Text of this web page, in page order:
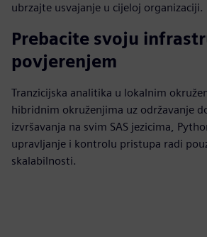
ubrzajte usvajanje u cijeloj organizaciji.
Prebacite svoju
povjerenjem
Tranzicijska analitika u lokalnim
hibridnim okruženjima uz održavanje
izvršavanja na svim SAS jezicima,
upravljanje i kontrolu pristupa radi
skalabilnosti.